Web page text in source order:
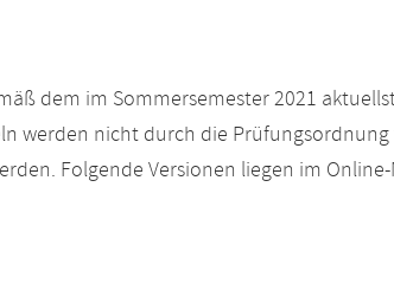
dem im Sommersemester 2021
werden nicht durch die
Folgende Versionen liegen im